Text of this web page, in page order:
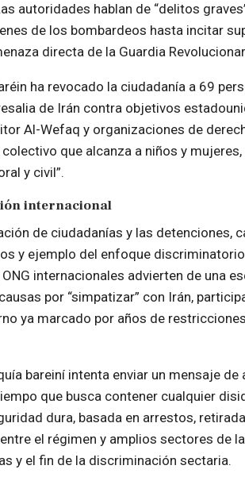
autoridades hablan de “delitos
de los bombardeos hasta incitar
directa de la Guardia
ha revocado la ciudadanía a 69
de Irán contra objetivos
Al-Wefaq y organizaciones de
que alcanza a niños y
y civil”.
internacional
de ciudadanías y las detenciones,
y ejemplo del enfoque
internacionales advierten de una
por “simpatizar” con Irán,
ya marcado por años de
bareiní intenta enviar un mensaje
que busca contener cualquier
dura, basada en arrestos,
el régimen y amplios sectores de
y el fin de la discriminación sectaria.